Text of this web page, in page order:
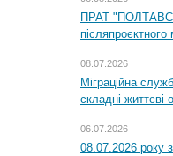
ПРАТ
08.07.2026
Міграційна
складні життєві
06.07.2026
08.07.2026 року